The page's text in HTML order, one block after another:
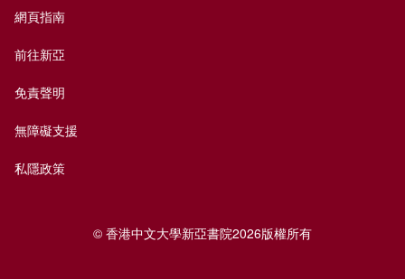
網頁指南
前往新亞
免責聲明
無障礙支援
私隱政策
© 香港中文大學新亞書院2026版權所有